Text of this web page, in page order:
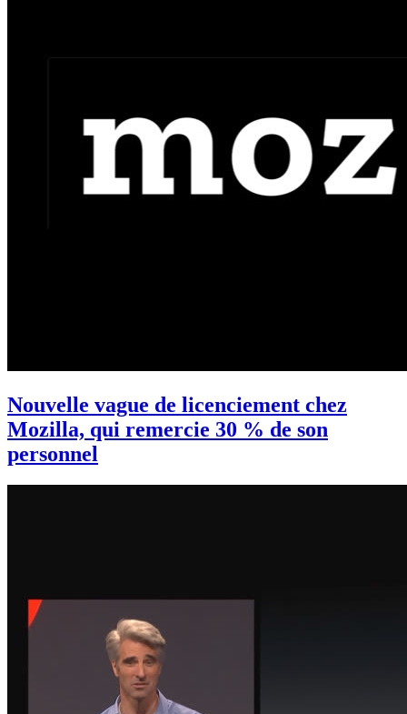
Nouvelle vague de licenciement chez
Mozilla, qui remercie 30 % de son
personnel